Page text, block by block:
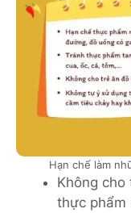
Hạn chế làm
Không
thực phẩm